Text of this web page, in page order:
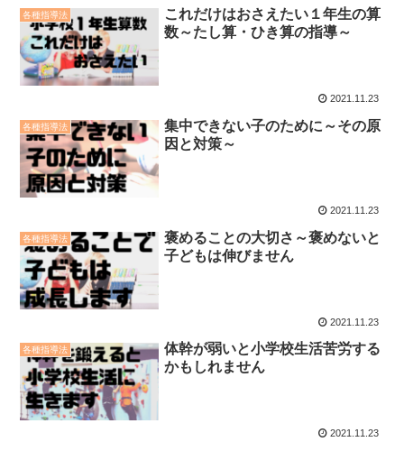
各種指導法
これだけはおさえたい１年生の算
数～たし算・ひき算の指導～
2021.11.23
各種指導法
集中できない子のために～その原
因と対策～
2021.11.23
各種指導法
褒めることの大切さ～褒めないと
子どもは伸びません
2021.11.23
各種指導法
体幹が弱いと小学校生活苦労する
かもしれません
2021.11.23